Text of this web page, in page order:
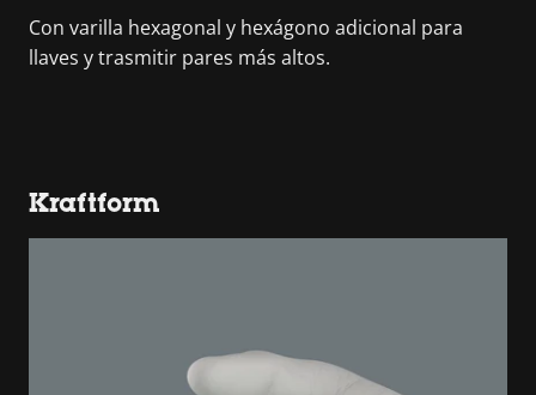
Con varilla hexagonal y hexágono adicional para
llaves y trasmitir pares más altos.
Kraftform